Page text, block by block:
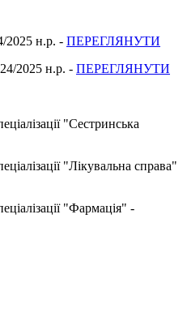
2025 н.р. - ПЕРЕГЛЯНУТИ
2025 н.р. - ПЕРЕГЛЯНУТИ
"Сестринська
"Лікувальна справа"
"Фармація" -